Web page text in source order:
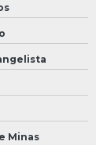
Minas